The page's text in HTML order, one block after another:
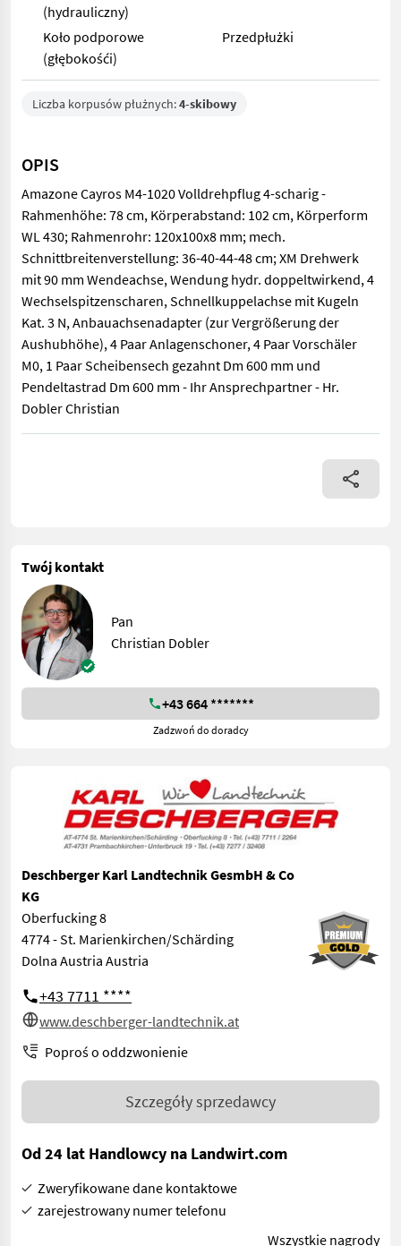
(hydrauliczny)
Koło podporowe
(głębokośći)
Przedpłużki
Liczba korpusów płużnych:4-skibowy
OPIS
Amazone Cayros M4-1020 Volldrehpflug 4-scharig -
Rahmenhöhe: 78 cm, Körperabstand: 102 cm, Körperform
WL 430; Rahmenrohr: 120x100x8 mm; mech.
Schnittbreitenverstellung: 36-40-44-48 cm; XM Drehwerk
mit 90 mm Wendeachse, Wendung hydr. doppeltwirkend, 4
Wechselspitzenscharen, Schnellkuppelachse mit Kugeln
Kat. 3 N, Anbauachsenadapter (zur Vergrößerung der
Aushubhöhe), 4 Paar Anlagenschoner, 4 Paar Vorschäler
M0, 1 Paar Scheibensech gezahnt Dm 600 mm und
Pendeltastrad Dm 600 mm - Ihr Ansprechpartner - Hr.
Dobler Christian
Amazone Cayros M4-1020 Volldrehpflug 4-scharig -
Twój kontakt
Pan
Christian Dobler
+43 664 *******
Zadzwoń do doradcy
Deschberger Karl Landtechnik GesmbH & Co
KG
Oberfucking 8
4774 - St. Marienkirchen/Schärding
Dolna Austria Austria
+43 7711 ****
www.deschberger-landtechnik.at
Poproś o oddzwonienie
Szczegóły sprzedawcy
Od 24 lat Handlowcy na Landwirt.com
Zweryfikowane dane kontaktowe
zarejestrowany numer telefonu
Wszystkie nagrody